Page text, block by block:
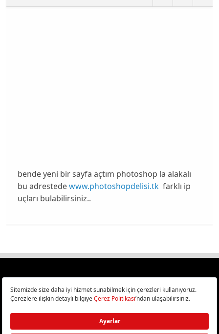
bende yeni bir sayfa açtım photoshop la alakalı
bu adrestedewww.photoshopdelisi.tk farklı ip
uçları bulabilirsiniz..
Türkiye
Bilişim ve Teknoloji Haberleri CHIP Online’da!